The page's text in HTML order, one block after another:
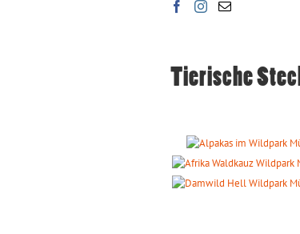
Tierische